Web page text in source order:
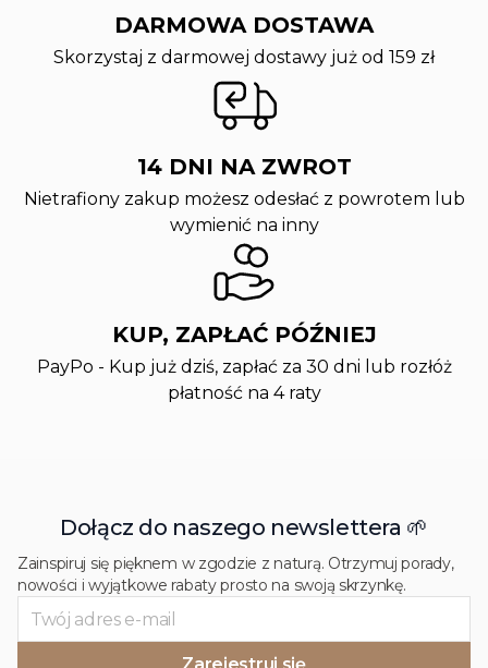
DARMOWA DOSTAWA
Skorzystaj z darmowej dostawy już od 159 zł
14 DNI NA ZWROT
Nietrafiony zakup możesz odesłać z powrotem lub
wymienić na inny
KUP, ZAPŁAĆ PÓŹNIEJ
PayPo - Kup już dziś, zapłać za 30 dni lub rozłóż
płatność na 4 raty
Dołącz do naszego newslettera 🌱
Zainspiruj się pięknem w zgodzie z naturą. Otrzymuj porady,
nowości i wyjątkowe rabaty prosto na swoją skrzynkę.